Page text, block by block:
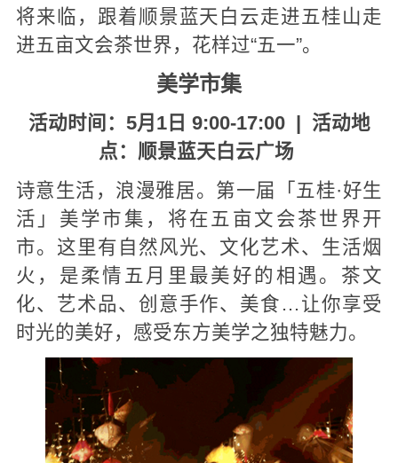
将来临，跟着顺景蓝天白云走进五桂山走
进五亩文会茶世界，花样过“五一”。
美学市集
活动时间：5月1日 9:00-17:00 | 活动地
点：顺景蓝天白云广场
诗意生活，浪漫雅居。第一届「五桂·好生
活」美学市集，将在五亩文会茶世界开
市。这里有自然风光、文化艺术、生活烟
火，是柔情五月里最美好的相遇。茶文
化、艺术品、创意手作、美食…让你享受
时光的美好，感受东方美学之独特魅力。